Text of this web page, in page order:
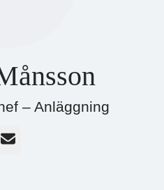
– Anläggning
E-post